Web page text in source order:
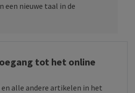
een nieuwe taal in de
tot het online
alle andere artikelen in het